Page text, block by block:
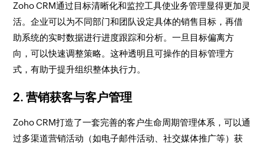
Zoho CRM通过目标清晰化和监控工具使业务管理显得更加灵
活。企业可以为不同部门和团队设定具体的销售目标，再借
助系统的实时数据进行进度跟踪和分析。一旦目标偏离方
向，可以快速调整策略。这种透明且可操作的目标管理方
式，有助于提升组织整体执行力。
2.营销获客与客户管理
Zoho CRM打造了一套完善的客户生命周期管理体系，可以通
过多渠道营销活动（如电子邮件活动、社交媒体推广等）获